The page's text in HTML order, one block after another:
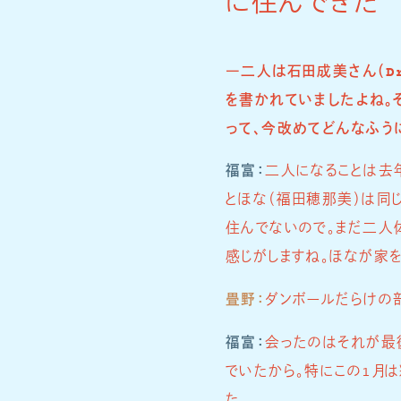
―二人は石田成美さん（
を書かれていましたよね
って、今改めてどんなふ
福富：二人になることは去
とほな（福田穂那美）は同
住んでないので。まだ二人
感じがしますね。ほなが家
畳野： ダンボールだらけの
福富：会ったのはそれが最
でいたから。特にこの1月